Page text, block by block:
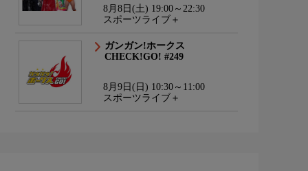
8月8日(土) 19:00～22:30
スポーツライブ＋
ガンガン!ホークス
CHECK!GO! #249
8月9日(日) 10:30～11:00
スポーツライブ＋